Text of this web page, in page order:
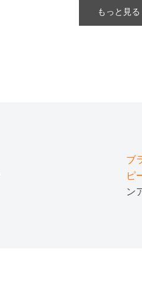
もっと見る
ブ
ピ
ン